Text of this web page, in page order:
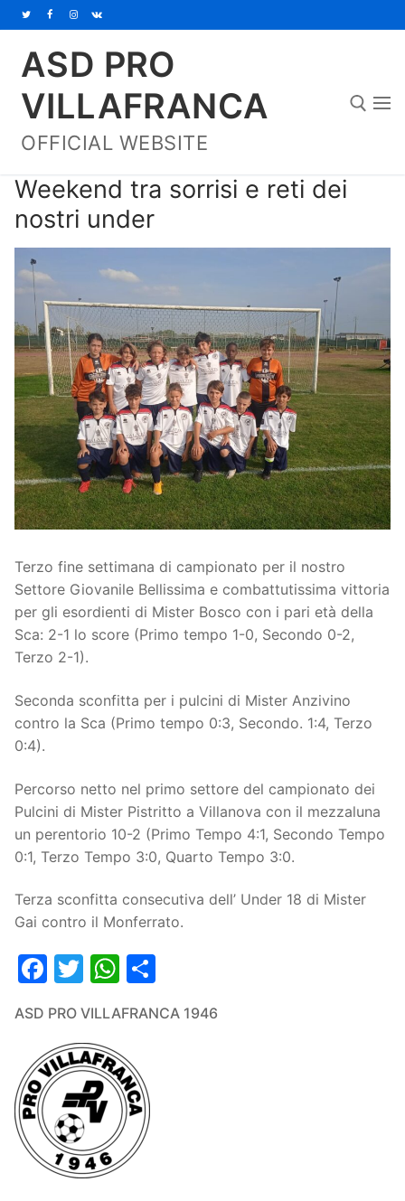
al
contenuto
ASD PRO
VILLAFRANCA
OFFICIAL WEBSITE
Home
Società
La Storia
Organigramma
Prima Squadra
Settore Giovanile
Piccoli amici
Pulcini
Primi calci
Esordienti
Juniores
Eccellenza
Settore Giovanile
Sponsor
Weekend tra sorrisi e reti dei
nostri under
Terzo fine settimana di campionato per il nostro
Settore Giovanile Bellissima e combattutissima vittoria
per gli esordienti di Mister Bosco con i pari età della
Sca: 2-1 lo score (Primo tempo 1-0, Secondo 0-2,
Terzo 2-1).
Seconda sconfitta per i pulcini di Mister Anzivino
contro la Sca (Primo tempo 0:3, Secondo. 1:4, Terzo
0:4).
Percorso netto nel primo settore del campionato dei
Pulcini di Mister Pistritto a Villanova con il mezzaluna
un perentorio 10-2 (Primo Tempo 4:1, Secondo Tempo
0:1, Terzo Tempo 3:0, Quarto Tempo 3:0.
Terza sconfitta consecutiva dell’ Under 18 di Mister
Gai contro il Monferrato.
Facebook
TwitterWhatsApp
ASD PRO VILLAFRANCA 1946